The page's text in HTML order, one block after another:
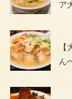
ア
ん